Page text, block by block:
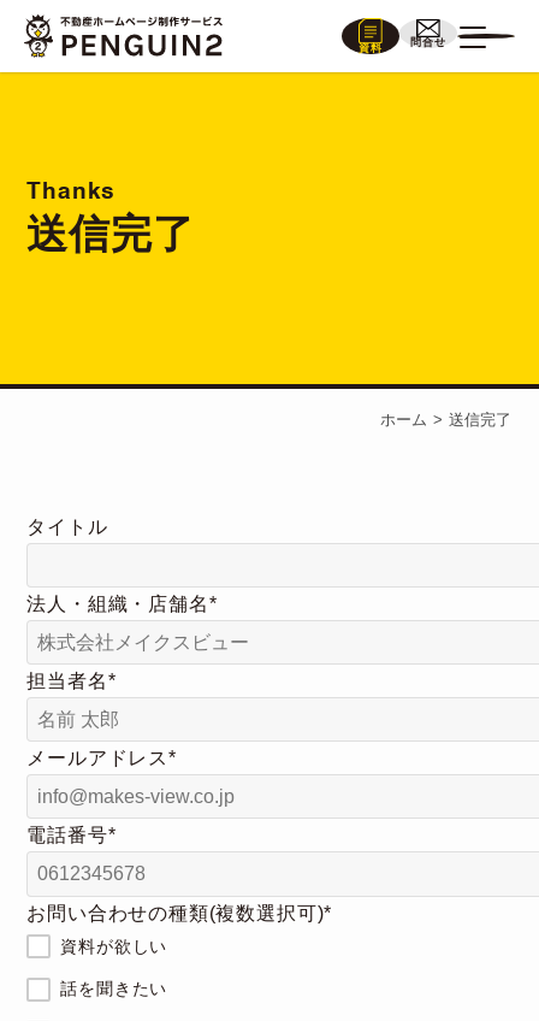
資料
問合せ
Thanks
送信完了
ホーム > 送信完了
タイトル
法人・組織・店舗名*
担当者名*
メールアドレス*
電話番号*
お問い合わせの種類(複数選択可)*
資料が欲しい
話を聞きたい